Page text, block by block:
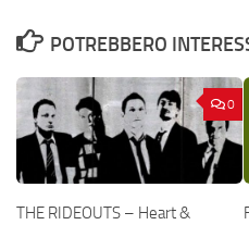
POTREBBERO
0
THE RIDEOUTS – Heart &